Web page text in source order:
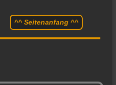
^^ Seitenanfang ^^